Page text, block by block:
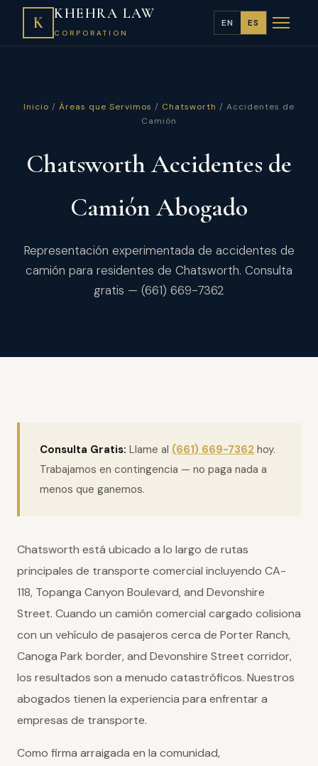
K KHEHRA LAW
CORPORATION
EN ES
Inicio / Áreas que Servimos / Chatsworth / Accidentes de
Camión
Chatsworth Accidentes de
Camión Abogado
Representación experimentada de accidentes de
camión para residentes de Chatsworth. Consulta
gratis — (661) 669-7362
Consulta Gratis: Llame al (661) 669-7362 hoy.
Trabajamos en contingencia — no paga nada a
menos que ganemos.
Chatsworth está ubicado a lo largo de rutas
principales de transporte comercial incluyendo CA-
118, Topanga Canyon Boulevard, and Devonshire
Street. Cuando un camión comercial cargado colisiona
con un vehículo de pasajeros cerca de Porter Ranch,
Canoga Park border, and Devonshire Street corridor,
los resultados son a menudo catastróficos. Nuestros
abogados tienen la experiencia para enfrentar a
empresas de transporte.
Como firma arraigada en la comunidad,